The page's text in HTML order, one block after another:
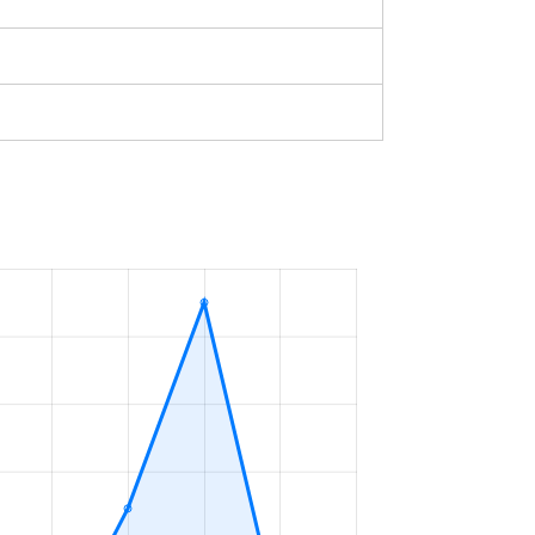
築51年
2023年4～6月
2023年1～3月
2023年1～3月
2023年10～12月
2023年4～6月